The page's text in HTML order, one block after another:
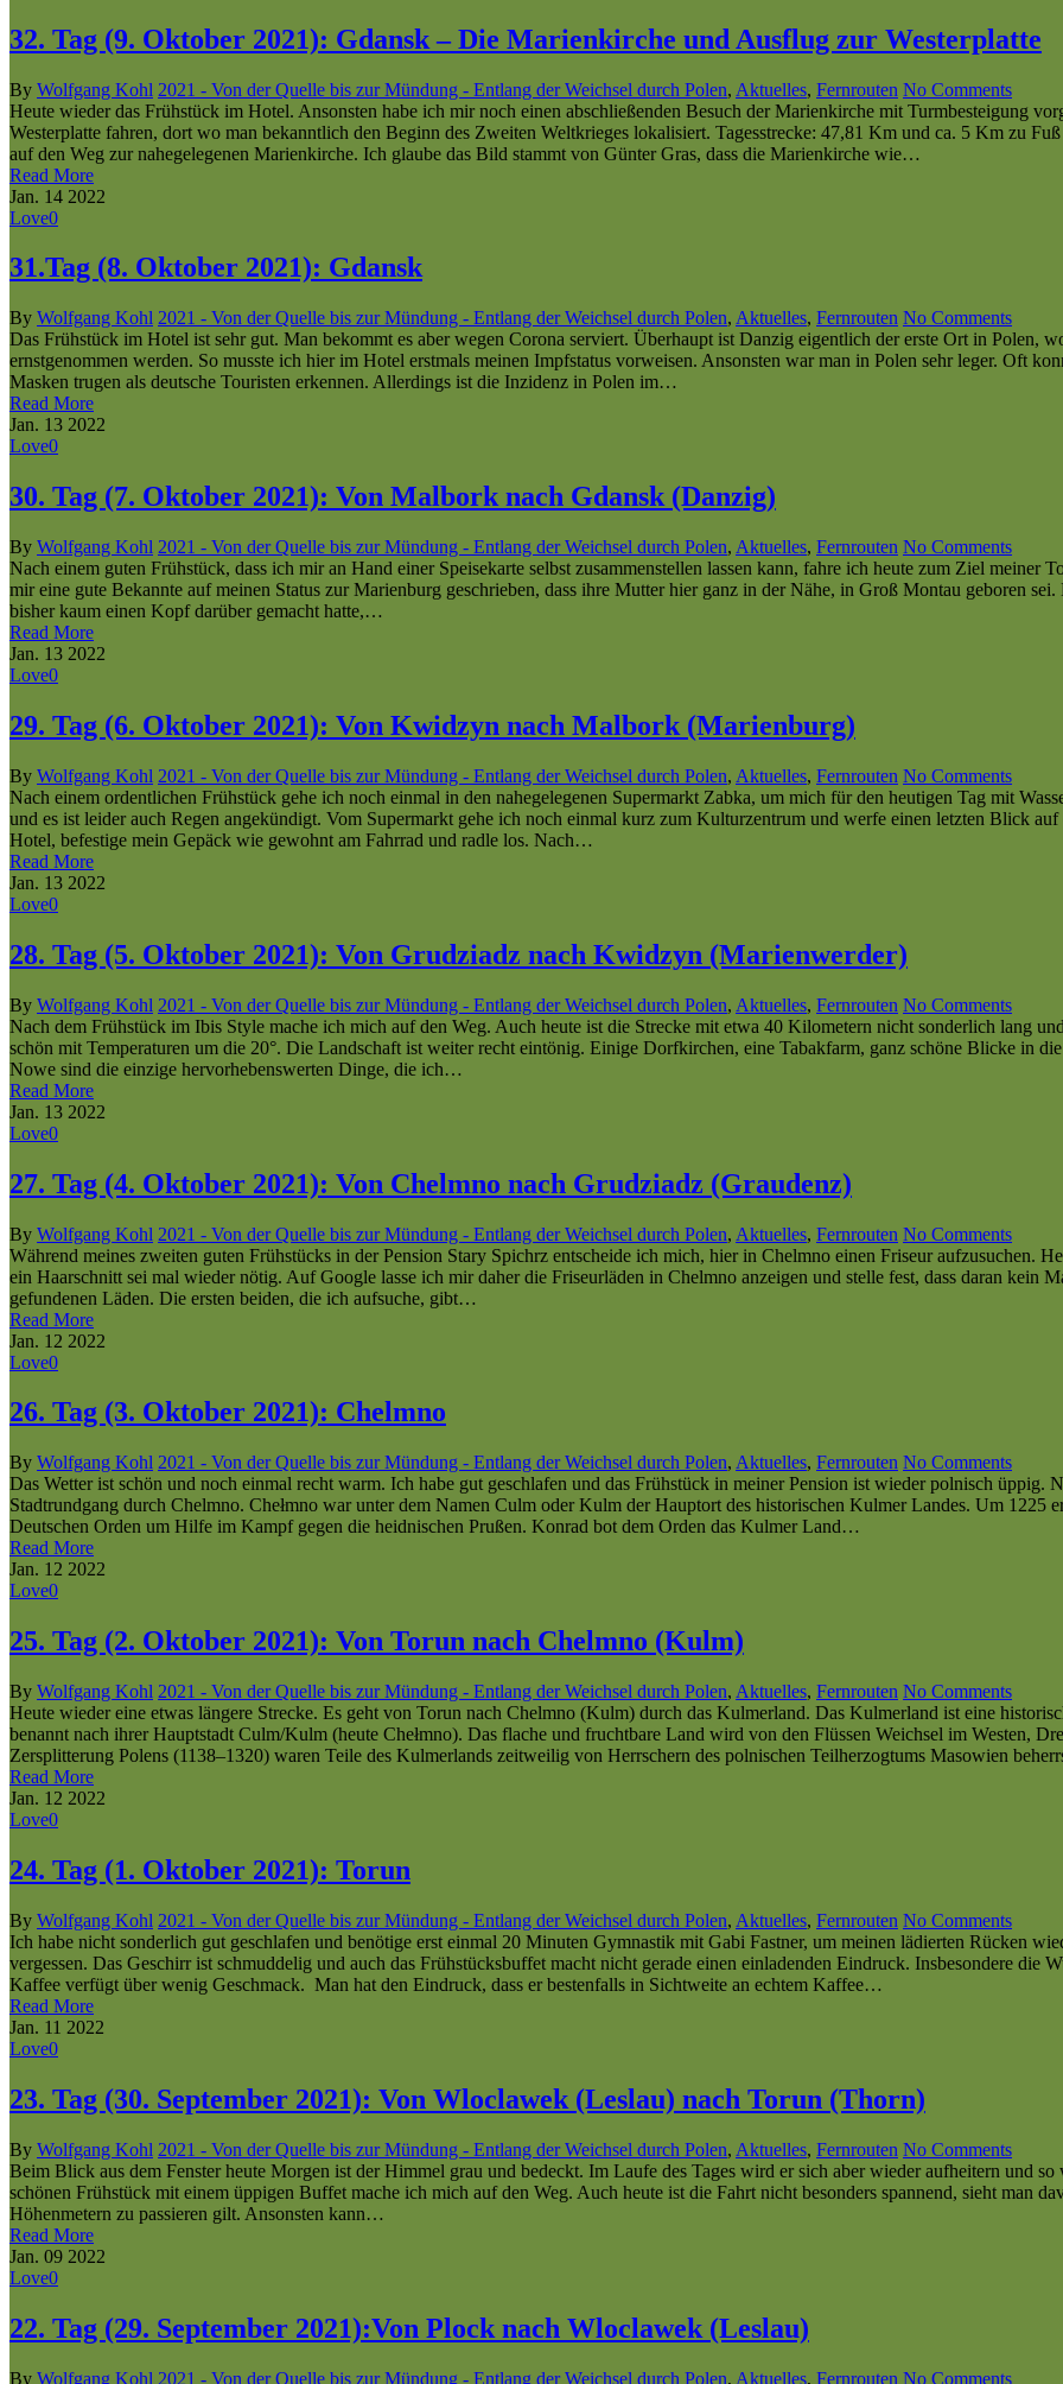
32. Tag (9. Oktober 2021): Gdansk – Die Marienkirche und Ausflug zur Westerplatte
By Wolfgang Kohl 2021 - Von der Quelle bis zur Mündung - Entlang der Weichsel durch Polen, Aktuelles, Fernrouten No Comments
Heute wieder das Frühstück im Hotel. Ansonsten habe ich mir noch einen abschließenden Besuch der Marienkirche mit Turmbesteigung
Westerplatte fahren, dort wo man bekanntlich den Beginn des Zweiten Weltkrieges lokalisiert. Tagesstrecke: 47,81 Km und ca. 5 Km zu
auf den Weg zur nahegelegenen Marienkirche. Ich glaube das Bild stammt von Günter Gras, dass die Marienkirche wie…
Read More
Jan. 14 2022
Love0
31.Tag (8. Oktober 2021): Gdansk
By Wolfgang Kohl 2021 - Von der Quelle bis zur Mündung - Entlang der Weichsel durch Polen, Aktuelles, Fernrouten No Comments
Das Frühstück im Hotel ist sehr gut. Man bekommt es aber wegen Corona serviert. Überhaupt ist Danzig eigentlich der erste Ort in Polen,
ernstgenommen werden. So musste ich hier im Hotel erstmals meinen Impfstatus vorweisen. Ansonsten war man in Polen sehr leger. Oft
Masken trugen als deutsche Touristen erkennen. Allerdings ist die Inzidenz in Polen im…
Read More
Jan. 13 2022
Love0
30. Tag (7. Oktober 2021): Von Malbork nach Gdansk (Danzig)
By Wolfgang Kohl 2021 - Von der Quelle bis zur Mündung - Entlang der Weichsel durch Polen, Aktuelles, Fernrouten No Comments
Nach einem guten Frühstück, dass ich mir an Hand einer Speisekarte selbst zusammenstellen lassen kann, fahre ich heute zum Ziel meiner
mir eine gute Bekannte auf meinen Status zur Marienburg geschrieben, dass ihre Mutter hier ganz in der Nähe, in Groß Montau geboren
bisher kaum einen Kopf darüber gemacht hatte,…
Read More
Jan. 13 2022
Love0
29. Tag (6. Oktober 2021): Von Kwidzyn nach Malbork (Marienburg)
By Wolfgang Kohl 2021 - Von der Quelle bis zur Mündung - Entlang der Weichsel durch Polen, Aktuelles, Fernrouten No Comments
Nach einem ordentlichen Frühstück gehe ich noch einmal in den nahegelegenen Supermarkt Zabka, um mich für den heutigen Tag mit
und es ist leider auch Regen angekündigt. Vom Supermarkt gehe ich noch einmal kurz zum Kulturzentrum und werfe einen letzten Blick
Hotel, befestige mein Gepäck wie gewohnt am Fahrrad und radle los. Nach…
Read More
Jan. 13 2022
Love0
28. Tag (5. Oktober 2021): Von Grudziadz nach Kwidzyn (Marienwerder)
By Wolfgang Kohl 2021 - Von der Quelle bis zur Mündung - Entlang der Weichsel durch Polen, Aktuelles, Fernrouten No Comments
Nach dem Frühstück im Ibis Style mache ich mich auf den Weg. Auch heute ist die Strecke mit etwa 40 Kilometern nicht sonderlich lang
schön mit Temperaturen um die 20°. Die Landschaft ist weiter recht eintönig. Einige Dorfkirchen, eine Tabakfarm, ganz schöne Blicke in
Nowe sind die einzige hervorhebenswerten Dinge, die ich…
Read More
Jan. 13 2022
Love0
27. Tag (4. Oktober 2021): Von Chelmno nach Grudziadz (Graudenz)
By Wolfgang Kohl 2021 - Von der Quelle bis zur Mündung - Entlang der Weichsel durch Polen, Aktuelles, Fernrouten No Comments
Während meines zweiten guten Frühstücks in der Pension Stary Spichrz entscheide ich mich, hier in Chelmno einen Friseur aufzusuchen.
ein Haarschnitt sei mal wieder nötig. Auf Google lasse ich mir daher die Friseurläden in Chelmno anzeigen und stelle fest, dass daran kein
gefundenen Läden. Die ersten beiden, die ich aufsuche, gibt…
Read More
Jan. 12 2022
Love0
26. Tag (3. Oktober 2021): Chelmno
By Wolfgang Kohl 2021 - Von der Quelle bis zur Mündung - Entlang der Weichsel durch Polen, Aktuelles, Fernrouten No Comments
Das Wetter ist schön und noch einmal recht warm. Ich habe gut geschlafen und das Frühstück in meiner Pension ist wieder polnisch üppig.
Stadtrundgang durch Chelmno. Chełmno war unter dem Namen Culm oder Kulm der Hauptort des historischen Kulmer Landes. Um 1225
Deutschen Orden um Hilfe im Kampf gegen die heidnischen Prußen. Konrad bot dem Orden das Kulmer Land…
Read More
Jan. 12 2022
Love0
25. Tag (2. Oktober 2021): Von Torun nach Chelmno (Kulm)
By Wolfgang Kohl 2021 - Von der Quelle bis zur Mündung - Entlang der Weichsel durch Polen, Aktuelles, Fernrouten No Comments
Heute wieder eine etwas längere Strecke. Es geht von Torun nach Chelmno (Kulm) durch das Kulmerland. Das Kulmerland ist eine
benannt nach ihrer Hauptstadt Culm/Kulm (heute Chełmno). Das flache und fruchtbare Land wird von den Flüssen Weichsel im Westen,
Zersplitterung Polens (1138–1320) waren Teile des Kulmerlands zeitweilig von Herrschern des polnischen Teilherzogtums Masowien
Read More
Jan. 12 2022
Love0
24. Tag (1. Oktober 2021): Torun
By Wolfgang Kohl 2021 - Von der Quelle bis zur Mündung - Entlang der Weichsel durch Polen, Aktuelles, Fernrouten No Comments
Ich habe nicht sonderlich gut geschlafen und benötige erst einmal 20 Minuten Gymnastik mit Gabi Fastner, um meinen lädierten Rücken
vergessen. Das Geschirr ist schmuddelig und auch das Frühstücksbuffet macht nicht gerade einen einladenden Eindruck. Insbesondere die
Kaffee verfügt über wenig Geschmack. Man hat den Eindruck, dass er bestenfalls in Sichtweite an echtem Kaffee…
Read More
Jan. 11 2022
Love0
23. Tag (30. September 2021): Von Wloclawek (Leslau) nach Torun (Thorn)
By Wolfgang Kohl 2021 - Von der Quelle bis zur Mündung - Entlang der Weichsel durch Polen, Aktuelles, Fernrouten No Comments
Beim Blick aus dem Fenster heute Morgen ist der Himmel grau und bedeckt. Im Laufe des Tages wird er sich aber wieder aufheitern und
schönen Frühstück mit einem üppigen Buffet mache ich mich auf den Weg. Auch heute ist die Fahrt nicht besonders spannend, sieht man
Höhenmetern zu passieren gilt. Ansonsten kann…
Read More
Jan. 09 2022
Love0
22. Tag (29. September 2021):Von Plock nach Wloclawek (Leslau)
By Wolfgang Kohl 2021 - Von der Quelle bis zur Mündung - Entlang der Weichsel durch Polen, Aktuelles, Fernrouten No Comments